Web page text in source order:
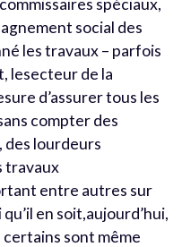
social des
les travaux – parfois
lesecteur de la
d’assurer tous les
compter des
des lourdeurs
travaux
entre autres sur
en soit,aujourd’hui,
sont même